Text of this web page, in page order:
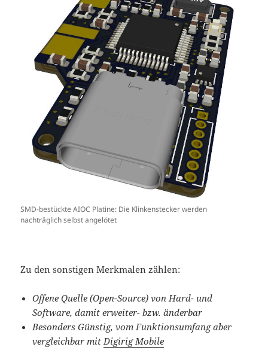
SMD-bestückte AIOC Platine: Die Klinkenstecker werden
nachträglich selbst angelötet
Zu den sonstigen Merkmalen zählen:
Offene Quelle (Open-Source) von Hard- und
Software, damit erweiter- bzw. änderbar
Besonders Günstig, vom Funktionsumfang aber
vergleichbar mitDigirig Mobile